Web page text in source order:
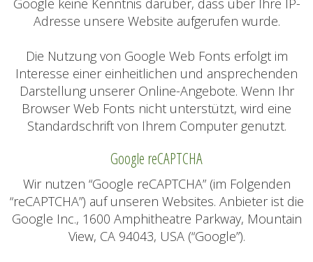
Google keine Kenntnis darüber, dass über Ihre IP-
Adresse unsere Website aufgerufen wurde.
Die Nutzung von Google Web Fonts erfolgt im
Interesse einer einheitlichen und ansprechenden
Darstellung unserer Online-Angebote. Wenn Ihr
Browser Web Fonts nicht unterstützt, wird eine
Standardschrift von Ihrem Computer genutzt.
Google reCAPTCHA
Wir nutzen “Google reCAPTCHA” (im Folgenden
“reCAPTCHA”) auf unseren Websites. Anbieter ist die
Google Inc., 1600 Amphitheatre Parkway, Mountain
View, CA 94043, USA (“Google”).